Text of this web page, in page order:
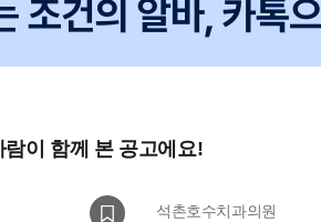
람이 함께 본 공고에요!
석촌호수치과의원